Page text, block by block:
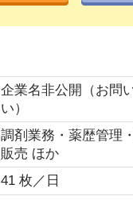
企業名非公開（お問
い）
調剤業務・薬歴管理
販売 ほか
41 枚／日